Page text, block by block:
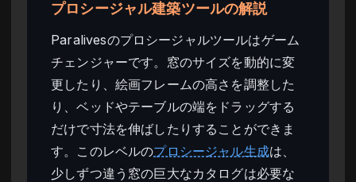
プロシージャル建築ツールの解説
Paralivesのプロシージャルツールはゲーム
チェンジャーです。窓のサイズを動的に変
更したり、絵画フレームの高さを調整した
り、ベッドやテーブルの端をドラッグする
だけで寸法を伸ばしたりすることができま
す。このレベルのプロシージャル生成は、
少しずつ違う窓の巨大なカタログは必要な